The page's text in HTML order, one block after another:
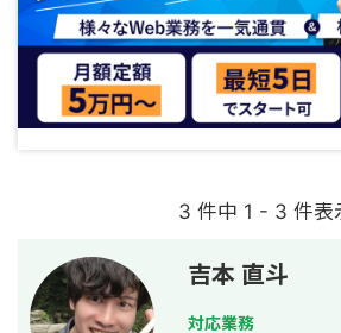
3 件中 1 - 3 件表
吉本 直斗
対応業務